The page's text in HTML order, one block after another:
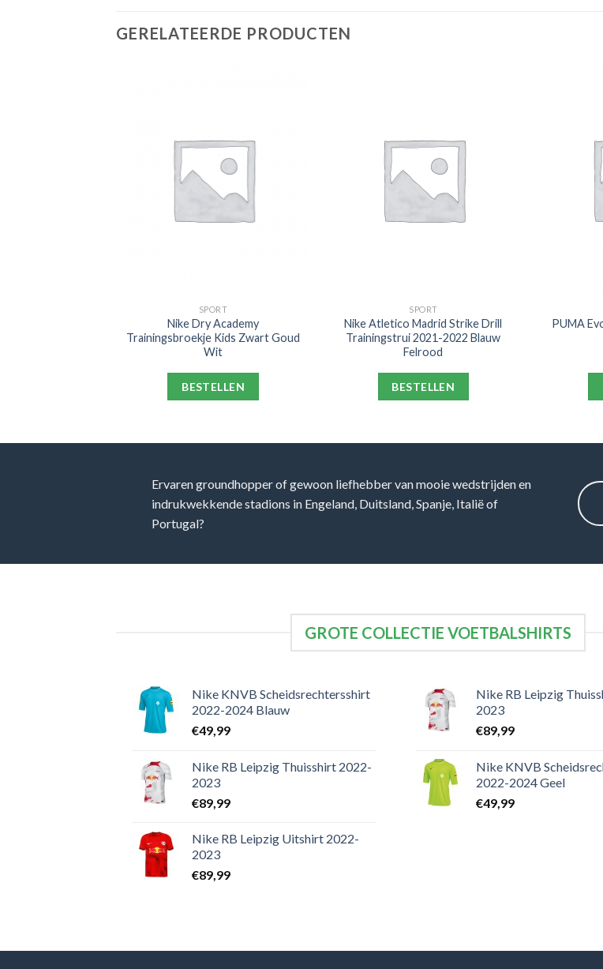
GERELATEERDE PRODUCTEN
SPORT
Nike Dry Academy
Trainingsbroekje Kids Zwart Goud
Wit
BESTELLEN
SPORT
Nike Atletico Madrid Strike Drill
Trainingstrui 2021-2022 Blauw
Felrood
BESTELLEN
PUMA
Ervaren groundhopper of gewoon liefhebber van mooie wedstrijden en
indrukwekkende stadions in Engeland, Duitsland, Spanje, Italië of
Portugal?
GROTE COLLECTIE VOETBALSHIRTS
Nike KNVB Scheidsrechtersshirt
2022-2024 Blauw
€49,99
Nike RB Leipzig Thuisshirt 2022-
2023
€89,99
Nike RB Leipzig Uitshirt 2022-
2023
€89,99
Nike RB Leipzig
2023
€89,99
Nike KNVB
2022-2024 Geel
€49,99